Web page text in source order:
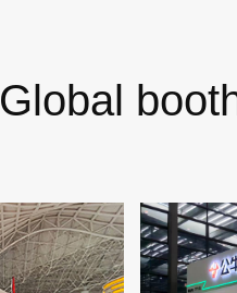
Global